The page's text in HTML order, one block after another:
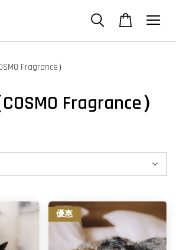
Fragrance）
Fragrance）
優惠